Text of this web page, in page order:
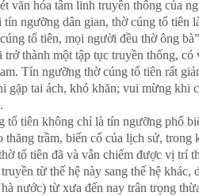
văn hóa tâm linh truyền thống của
tín ngưỡng dân gian, thờ cúng tổ
tổ tiên, mọi người đều thờ ông
trở thành một tập tục truyền thống,
Tín ngưỡng thờ cúng tổ tiên rất
gặp tai ách, khó khăn; vui mừng khi
tổ tiên không chỉ là tín ngưỡng phổ
thăng trầm, biến cố của lịch sử,
tổ tiên đã và vẫn chiếm được vị trí
từ thế hệ này sang thế hệ
nước) từ xưa đến nay trân trọng